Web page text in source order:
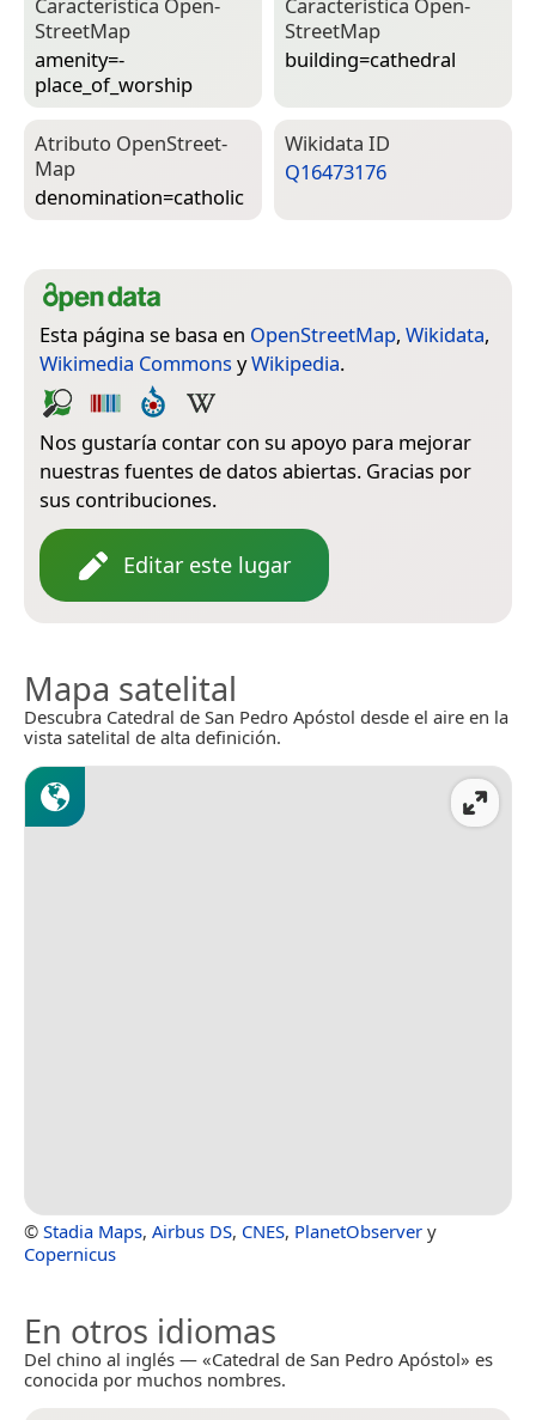
Característica Open­
Street­Map
amenity=­
place_of_worship
Característica Open­
Street­Map
building=­cathedral
Atributo Open­Street­
Map
denomination=­catholic
Wiki­data ID
Q16473176
Esta página se basa en OpenStreetMap, Wikidata,
Wikimedia Commons yWikipedia.
Nos gustaría contar con su apoyo para mejorar
nuestras fuentes de datos abiertas. Gracias por
sus contribuciones.
Editar este lugar
Mapa satelital
Descubra Catedral de San Pedro Apóstol desde el aire en la
vista satelital de alta definición.
© Stadia Maps, Airbus DS, CNES, PlanetObserver y
Copernicus
En otros idiomas
Del chino al inglés — «Catedral de San Pedro Apóstol» es
conocida por muchos nombres.